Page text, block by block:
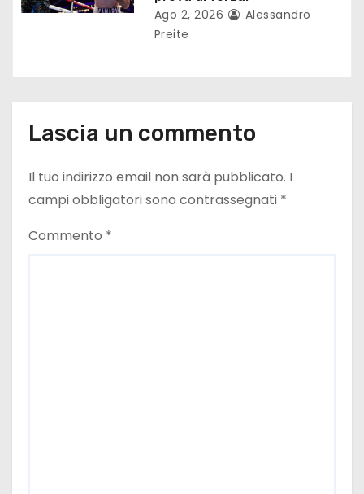
Ago 2, 2026
Alessandro
Preite
Lascia un commento
Il tuo indirizzo email non sarà pubblicato. I
campi obbligatori sono contrassegnati *
Commento *